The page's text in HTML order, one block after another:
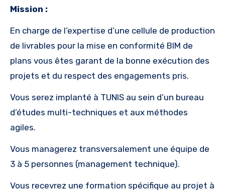
Mission :
En charge de l’expertise d’une cellule de production
de livrables pour la mise en conformité BIM de
plans vous êtes garant de la bonne exécution des
projets et du respect des engagements pris.
Vous serez implanté à TUNIS au sein d’un bureau
d’études multi-techniques et aux méthodes
agiles.
Vous managerez transversalement une équipe de
3 à 5 personnes (management technique).
Vous recevrez une formation spécifique au projet à